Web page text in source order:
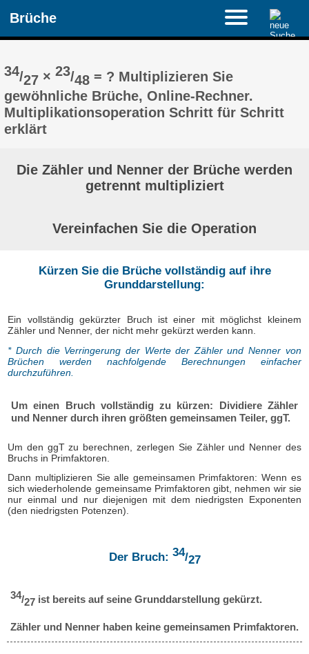
Brüche
34/27 ×23/48 = ? Multiplizieren Sie
gewöhnliche Brüche, Online-Rechner.
Multiplikationsoperation Schritt für Schritt
erklärt
Die Zähler und Nenner der Brüche werden
getrennt multipliziert
Vereinfachen Sie die Operation
Kürzen Sie die Brüche vollständig auf ihre
Grunddarstellung:
Ein vollständig gekürzter Bruch ist einer mit möglichst kleinem
Zähler und Nenner, der nicht mehr gekürzt werden kann.
* Durch die Verringerung der Werte der Zähler und Nenner von
Brüchen werden nachfolgende Berechnungen einfacher
durchzuführen.
Um einen Bruch vollständig zu kürzen: Dividiere Zähler
und Nenner durch ihren größten gemeinsamen Teiler, ggT.
Um den ggT zu berechnen, zerlegen Sie Zähler und Nenner des
Bruchs in Primfaktoren.
Dann multiplizieren Sie alle gemeinsamen Primfaktoren: Wenn es
sich wiederholende gemeinsame Primfaktoren gibt, nehmen wir sie
nur einmal und nur diejenigen mit dem niedrigsten Exponenten
(den niedrigsten Potenzen).
Der Bruch: 34/27
34/27 ist bereits auf seine Grunddarstellung gekürzt.
Zähler und Nenner haben keine gemeinsamen Primfaktoren.